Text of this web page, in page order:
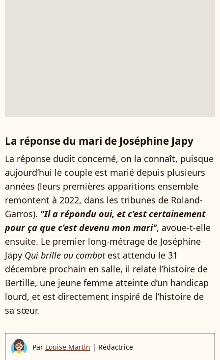
La réponse du mari de Joséphine Japy
La réponse dudit concerné, on la connaît, puisque
aujourd’hui le couple est marié depuis plusieurs
années (leurs premières apparitions ensemble
remontent à 2022, dans les tribunes de Roland-
Garros). "Il a répondu oui, et c’est certainement
pour ça que c’est devenu mon mari", avoue-t-elle
ensuite. Le premier long-métrage de Joséphine
Japy Qui brille au combatest attendu le 31
décembre prochain en salle, il relate l’histoire de
Bertille, une jeune femme atteinte d’un handicap
lourd, et est directement inspiré de l’histoire de
sa sœur.
Par Louise Martin | Rédactrice